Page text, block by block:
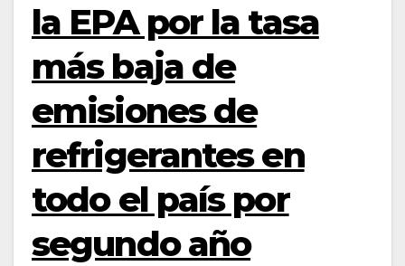
la EPA por la tasa
más baja de
emisiones de
refrigerantes en
todo el país por
segundo año